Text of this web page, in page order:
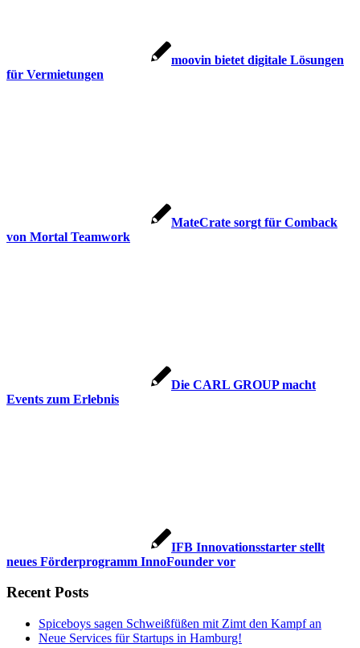
moovin bietet digitale Lösungen
für Vermietungen
MateCrate sorgt für Comback
von Mortal Teamwork
Die CARL GROUP macht
Events zum Erlebnis
IFB Innovationsstarter stellt
neues Förderprogramm InnoFounder vor
Recent Posts
Spiceboys sagen Schweißfüßen mit Zimt den Kampf an
Neue Services für Startups in Hamburg!